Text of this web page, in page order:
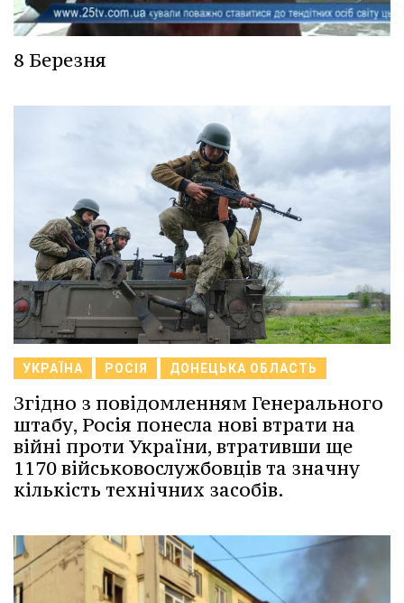
8 Березня
УКРАЇНА РОСІЯ ДОНЕЦЬКА ОБЛАСТЬ
Згідно з повідомленням Генерального
штабу, Росія понесла нові втрати на
війні проти України, втративши ще
1170 військовослужбовців та значну
кількість технічних засобів.